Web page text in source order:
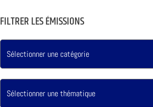
FILTRER LES ÉMISSIONS